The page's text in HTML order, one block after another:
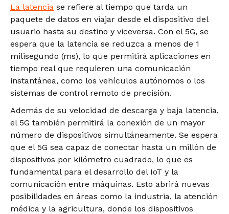
La latencia se refiere al tiempo que tarda un
paquete de datos en viajar desde el dispositivo del
usuario hasta su destino y viceversa. Con el 5G, se
espera que la latencia se reduzca a menos de 1
milisegundo (ms), lo que permitirá aplicaciones en
tiempo real que requieren una comunicación
instantánea, como los vehículos autónomos o los
sistemas de control remoto de precisión.
Además de su velocidad de descarga y baja latencia,
el 5G también permitirá la conexión de un mayor
número de dispositivos simultáneamente. Se espera
que el 5G sea capaz de conectar hasta un millón de
dispositivos por kilómetro cuadrado, lo que es
fundamental para el desarrollo del IoT y la
comunicación entre máquinas. Esto abrirá nuevas
posibilidades en áreas como la industria, la atención
médica y la agricultura, donde los dispositivos